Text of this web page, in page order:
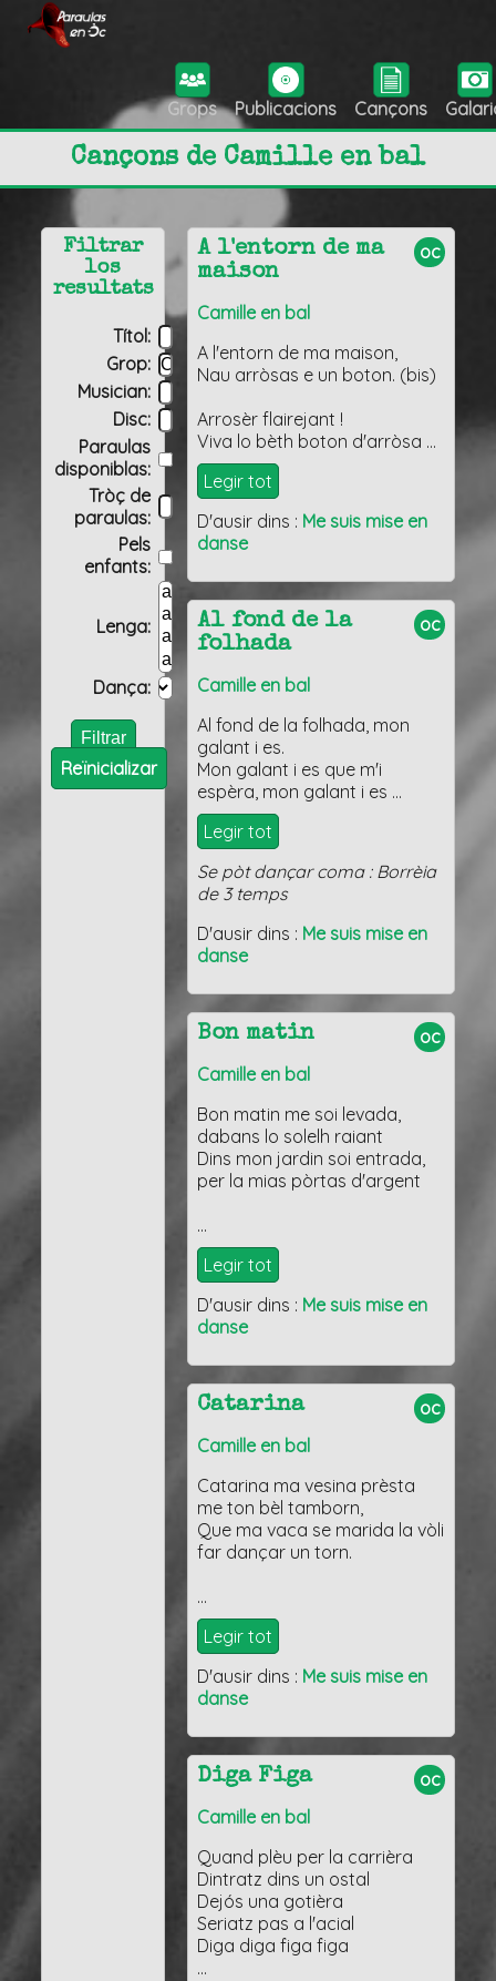
Grops Publicacions Cançons
Cançons de Camille en bal
oc
A l'entorn de ma
maison
Camille en bal
A l'entorn de ma maison,
Nau arròsas e un boton. (bis)
Arrosèr flairejant !
Viva lo bèth boton d'arròsa …
Legir tot
D'ausir dins : Me suis mise en
danse
oc
Al fond de la
folhada
Camille en bal
Al fond de la folhada, mon
galant i es.
Mon galant i es que m'i
espèra, mon galant i es …
Legir tot
Se pòt dançar coma : Borrèia
de 3 temps
D'ausir dins : Me suis mise en
danse
oc
Bon matin
Camille en bal
Bon matin me soi levada,
dabans lo solelh raiant
Dins mon jardin soi entrada,
per la mias pòrtas d'argent
…
Legir tot
D'ausir dins : Me suis mise en
danse
oc
Catarina
Camille en bal
Catarina ma vesina prèsta
me ton bèl tamborn,
Que ma vaca se marida la vòli
far dançar un torn.
…
Legir tot
D'ausir dins : Me suis mise en
danse
oc
Diga Figa
Camille en bal
Quand plèu per la carrièra
Dintratz dins un ostal
Dejós una gotièra
Seriatz pas a l'acial
Diga diga figa figa
…
Filtrar
los
resultats
Títol:
Grop:
Musician:
Disc:
Paraulas
disponiblas:
Tròç de
paraulas:
Pels
enfants:
Lenga:
Dança:
Reïnicializar